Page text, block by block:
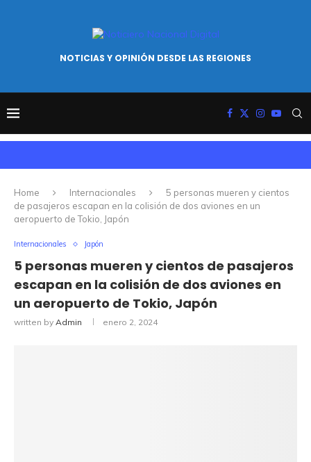
NOTICIAS Y OPINIÓN DESDE LAS REGIONES
Home Internacionales
5 personas mueren y cientos
de pasajeros escapan en la colisión de dos aviones en un
aeropuerto de Tokio, Japón
Internacionales Japón
5 personas mueren y cientos de pasajeros
escapan en la colisión de dos aviones en
un aeropuerto de Tokio, Japón
written by Admin enero 2, 2024